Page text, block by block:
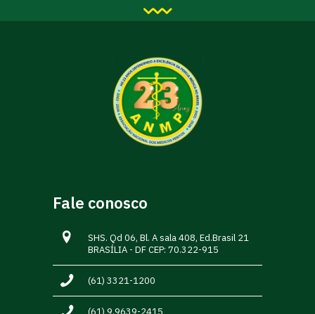
Fale conosco
SHS. Qd 06, Bl. A sala 408, Ed.Brasil 21
BRASÍLIA - DF CEP: 70.322-915
(61) 3321-1200
(61) 9.9639-2415